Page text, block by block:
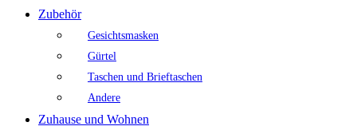
Zubehör
Gesichtsmasken
Gürtel
Taschen und Brieftaschen
Andere
Zuhause und Wohnen